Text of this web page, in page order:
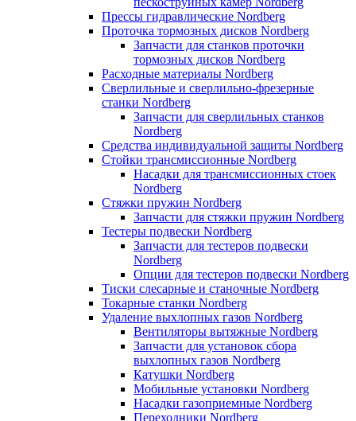
Прессы гидравлические Nordberg
Проточка тормозных дисков Nordberg
Запчасти для станков проточки
тормозных дисков Nordberg
Расходные материалы Nordberg
Сверлильные и сверлильно-фрезерные
станки Nordberg
Запчасти для сверлильных станков
Nordberg
Средства индивидуальной защиты Nordberg
Стойки трансмиссионные Nordberg
Насадки для трансмиссионных стоек
Nordberg
Стяжки пружин Nordberg
Запчасти для стяжки пружин Nordberg
Тестеры подвески Nordberg
Запчасти для тестеров подвески
Nordberg
Опции для тестеров подвески Nordberg
Тиски слесарные и станочные Nordberg
Токарные станки Nordberg
Удаление выхлопных газов Nordberg
Вентиляторы вытяжные Nordberg
Запчасти для установок сбора
выхлопных газов Nordberg
Катушки Nordberg
Мобильные установки Nordberg
Насадки газоприемные Nordberg
Переходники Nordberg